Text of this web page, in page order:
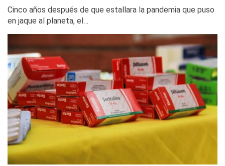
Cinco años después de que estallara la pandemia que puso
en jaque al planeta, el…